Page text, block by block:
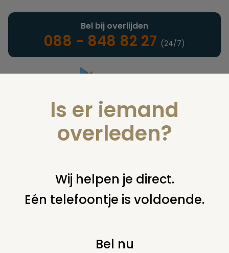
Landelijke uitvaartonderneming
Bel bij overlijden
088 - 848 82 27 (24/7)
Vind een onderneming of
instelling
Is er iemand
overleden?
Wij helpen je direct.
Eén telefoontje is voldoende.
Bel nu